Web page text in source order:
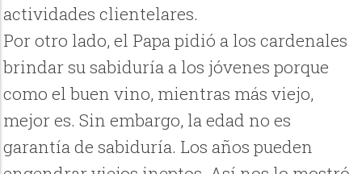
actividades clientelares.
Por otro lado, el Papa pidió a los cardenales
brindar su sabiduría a los jóvenes porque
como el buen vino, mientras más viejo,
mejor es. Sin embargo, la edad no es
garantía de sabiduría. Los años pueden